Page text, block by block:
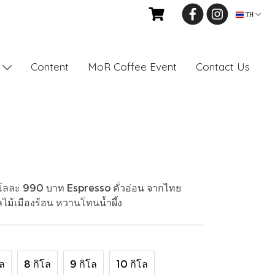
TH
Content MoR Coffee Event Contact Us
ละ 990 บาท Espresso คั่วอ่อน จากไทย
ม้เมืองร้อน หวานโทนน้ำผึ้ง
8 กิโล 9 กิโล 10 กิโล